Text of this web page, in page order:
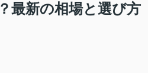
最新の相場と選び方